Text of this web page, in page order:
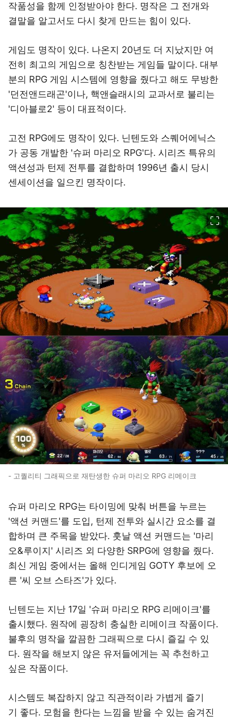
작품성을 함께 인정받아야 한다. 명작은 그 전개와
결말을 알고서도 다시 찾게 만드는 힘이 있다.
게임도 명작이 있다. 나온지 20년도 더 지났지만 여
전히 최고의 게임으로 칭찬받는 게임들 말이다. 대부
분의 RPG 게임 시스템에 영향을 줬다고 해도 무방한
'던전앤드래곤'이나, 핵앤슬래시의 교과서로 불리는
'디아블로2' 등이 대표적이다.
고전 RPG에도 명작이 있다. 닌텐도와 스퀘어에닉스
가 공동 개발한 '슈퍼 마리오 RPG'다. 시리즈 특유의
액션성과 턴제 전투를 결합하며 1996년 출시 당시
센세이션을 일으킨 명작이다.
- 고퀄리티 그래픽으로 재탄생한 슈퍼 마리오 RPG 리메이크
슈퍼 마리오 RPG는 타이밍에 맞춰 버튼을 누르는
'액션 커맨드'를 도입, 턴제 전투와 실시간 요소를 결
합하며 큰 주목을 받았다. 훗날 액션 커맨드는 '마리
오&루이지' 시리즈 외 다양한 SRPG에 영향을 줬다.
최신 게임 중에서는 올해 인디게임 GOTY 후보에 오
른 '씨 오브 스타즈'가 있다.
닌텐도는 지난 17일 '슈퍼 마리오 RPG 리메이크'를
출시했다. 원작에 굉장히 충실한 리메이크 작품이다.
불후의 명작을 깔끔한 그래픽으로 다시 즐길 수 있
다. 원작을 해보지 않은 유저들에게는 꼭 추천하고
싶은 작품이다.
시스템도 복잡하지 않고 직관적이라 가볍게 즐기
기 좋다. 모험을 한다는 느낌을 받을 수 있는 숨겨진